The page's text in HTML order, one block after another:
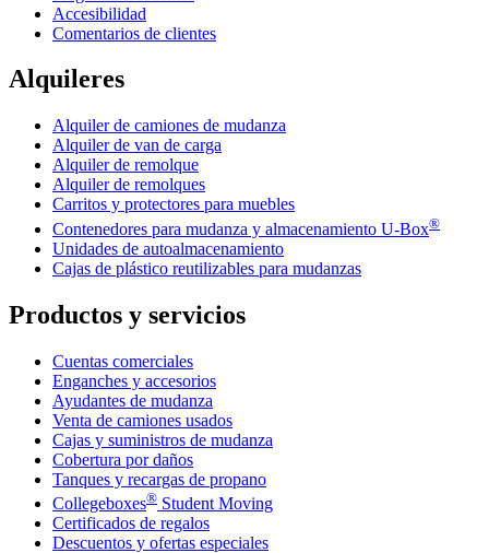
Accesibilidad
Comentarios de clientes
Alquileres
Alquiler de camiones de mudanza
Alquiler de van de carga
Alquiler de remolque
Alquiler de remolques
Carritos y protectores para muebles
Contenedores para mudanza y almacenamiento U-Box®
Unidades de autoalmacenamiento
Cajas de plástico reutilizables para mudanzas
Productos y servicios
Cuentas comerciales
Enganches y accesorios
Ayudantes de mudanza
Venta de camiones usados
Cajas y suministros de mudanza
Cobertura por daños
Tanques y recargas de propano
Collegeboxes® Student Moving
Certificados de regalos
Descuentos y ofertas especiales